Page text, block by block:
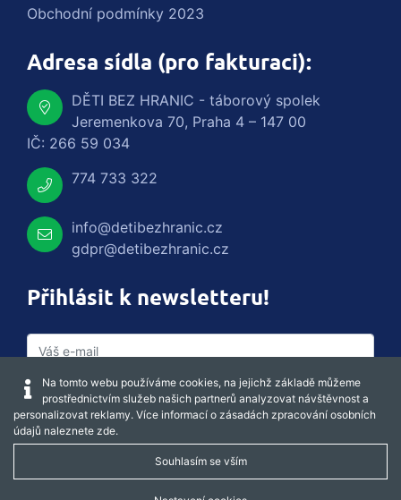
Obchodní podmínky 2023
Adresa sídla (pro fakturaci):
DĚTI BEZ HRANIC - táborový spolek
Jeremenkova 70, Praha 4 – 147 00
IČ: 266 59 034
774 733 322
info@detibezhranic.cz
gdpr@detibezhranic.cz
Přihlásit k newsletteru!
Captcha obnovit
Na tomto webu používáme cookies, na jejichž základě můžeme
prostřednictvím služeb našich partnerů analyzovat návštěvnost a
personalizovat reklamy. Více informací o zásadách zpracování osobních
údajů naleznete zde.
Souhlasím se vším